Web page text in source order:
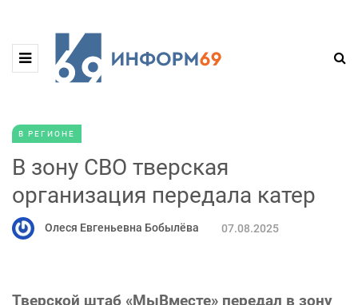
В РЕГИОНЕ
В зону СВО тверская
организация передала катер
Олеся Евгеньевна Бобылёва 07.08.2025
Тверской штаб «МыВместе» передал в зону